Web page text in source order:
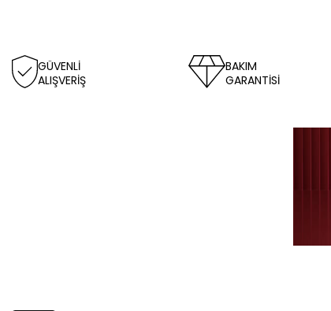
GÜVENLİ
ALIŞVERİŞ
BAKIM
GARANTİSİ